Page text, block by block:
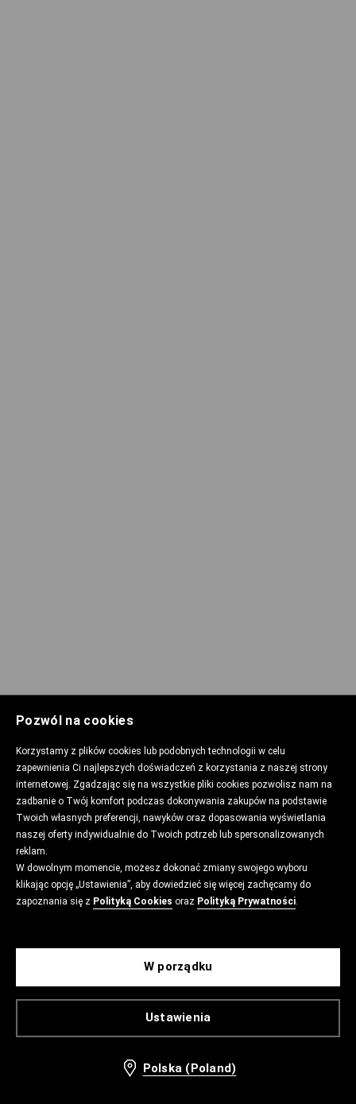
Pozwól na cookies
Korzystamy z plików cookies lub podobnych technologii w celu
zapewnienia Ci najlepszych doświadczeń z korzystania z naszej strony
internetowej. Zgadzając się na wszystkie pliki cookies pozwolisz nam na
zadbanie o Twój komfort podczas dokonywania zakupów na podstawie
Twoich własnych preferencji, nawyków oraz dopasowania wyświetlania
naszej oferty indywidualnie do Twoich potrzeb lub spersonalizowanych
reklam.
W dowolnym momencie, możesz dokonać zmiany swojego wyboru
klikając opcję „Ustawienia”, aby dowiedzieć się więcej zachęcamy do
zapoznania się z Polityką Cookies oraz Polityką Prywatności.
Ustawienia
W porządku
Polska (Poland)